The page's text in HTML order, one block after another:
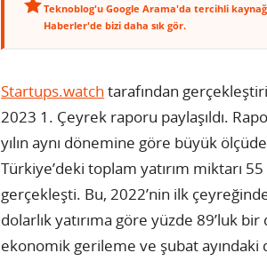
Teknoblog'u Google Arama'da tercihli
Haberler'de bizi daha sık gör.
Startups.watch tarafından
2023 1. Çeyrek raporu paylaşıldı.
yılın aynı dönemine göre büyük
Türkiye’deki toplam yatırım miktarı
gerçekleşti. Bu, 2022’nin ilk
dolarlık yatırıma göre yüzde 89’luk
ekonomik gerileme ve şubat